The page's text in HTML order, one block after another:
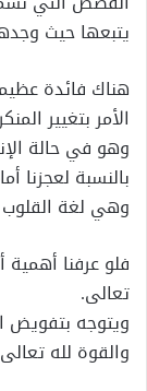
يتبعها حيث
هناك فائدة
الأمر بتغيير
وهو في حالة
بالنسبة لعجزنا
وهي لغة
فلو عرفنا
تعالى.
ويتوجه بتفويض
والقوة لله